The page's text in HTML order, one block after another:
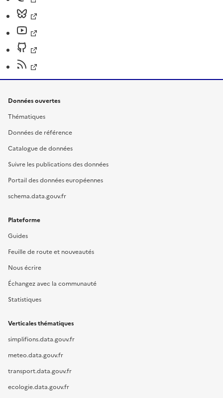
Données ouvertes
Thématiques
Données de référence
Catalogue de données
Suivre les publications des données
Portail des données européennes
schema.data.gouv.fr
Plateforme
Guides
Feuille de route et nouveautés
Nous écrire
Échangez avec la communauté
Statistiques
Verticales thématiques
simplifions.data.gouv.fr
meteo.data.gouv.fr
transport.data.gouv.fr
ecologie.data.gouv.fr